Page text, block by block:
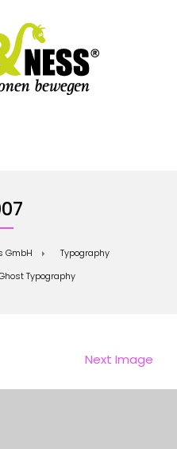
GmbH
Typography
Typography
Next Image